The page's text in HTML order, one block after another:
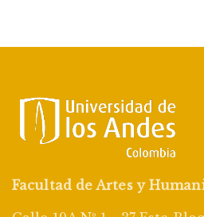
Facultad de Artes y